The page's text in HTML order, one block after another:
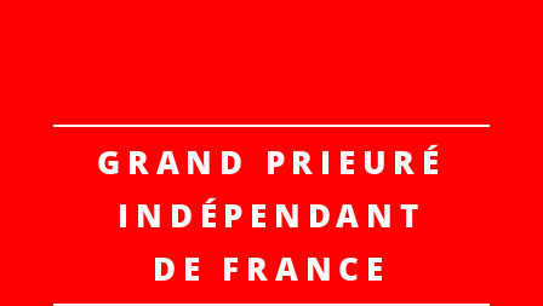
GRAND PRIEURÉ
INDÉPENDANT
DE FRANCE